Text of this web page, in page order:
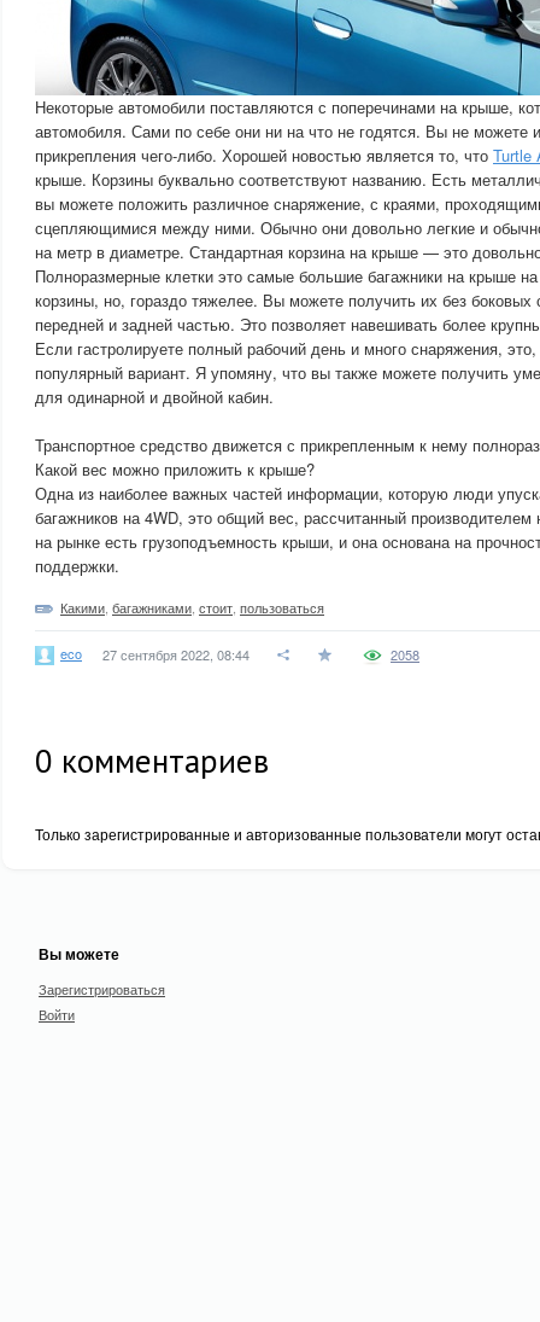
Некоторые автомобили поставляются с поперечинами на крыше,
автомобиля. Сами по себе они ни на что не годятся. Вы не можете
прикрепления чего-либо. Хорошей новостью является то, что Turtle
крыше. Корзины буквально соответствуют названию. Есть
вы можете положить различное снаряжение, с краями,
сцепляющимися между ними. Обычно они довольно легкие и
на метр в диаметре. Стандартная корзина на крыше — это
Полноразмерные клетки это самые большие багажники на крыше
корзины, но, гораздо тяжелее. Вы можете получить их без боковых
передней и задней частью. Это позволяет навешивать более
Если гастролируете полный рабочий день и много снаряжения,
популярный вариант. Я упомяну, что вы также можете получить
для одинарной и двойной кабин.
Транспортное средство движется с прикрепленным к нему
Какой вес можно приложить к крыше?
Одна из наиболее важных частей информации, которую люди
багажников на 4WD, это общий вес, рассчитанный
на рынке есть грузоподъемность крыши, и она основана на
поддержки.
Какими багажниками стоит пользоваться
eco 27 сентября 2022, 08:44 2058
0 комментариев
Только зарегистрированные и авторизованные пользователи могут
Вы можете
Зарегистрироваться
Войти